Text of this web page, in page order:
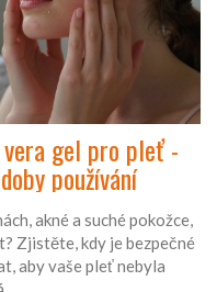
vera gel pro pleť -
používání
akné a suché pokožce,
Zjistěte, kdy je bezpečné
aby vaše pleť nebyla